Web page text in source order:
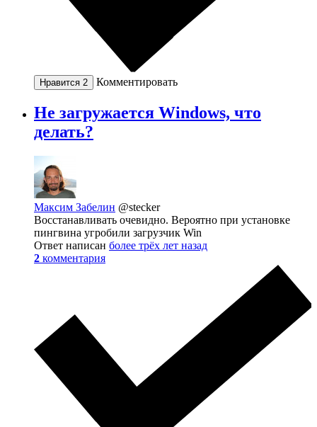
Нравится 2 Комментировать
Не загружается Windows, что
делать?
Максим Забелин @stecker
Восстанавливать очевидно. Вероятно при установке
пингвина угробили загрузчик Win
Ответ написан более трёх лет назад
2 комментария